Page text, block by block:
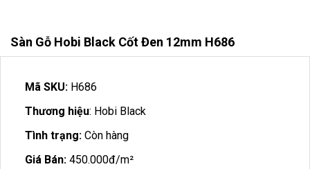
Sàn Gỗ Hobi Black Cốt Đen 12mm H686
Mã SKU: H686
Thương hiệu: Hobi Black
Tình trạng: Còn hàng
Giá Bán: 450.000đ/m²